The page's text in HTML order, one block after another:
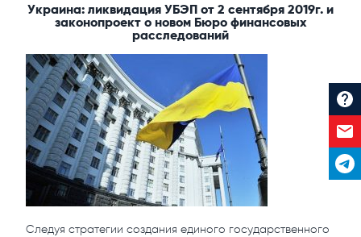
Украина: ликвидация УБЭП от 2 сентября 2019г. и
законопроект о новом Бюро финансовых
расследований
Следуя стратегии создания единого государственного